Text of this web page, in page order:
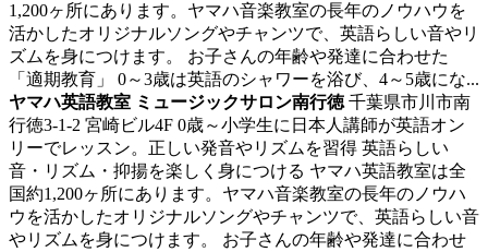
1,200ヶ所にあります。ヤマハ音楽教室の長年のノウハウを
活かしたオリジナルソングやチャンツで、英語らしい音やリ
ズムを身につけます。 お子さんの年齢や発達に合わせた
「適期教育」 0～3歳は英語のシャワーを浴び、4～5歳にな...
ヤマハ英語教室 ミュージックサロン南行徳千葉県市川市南
行徳3-1-2 宮崎ビル4F 0歳～小学生に日本人講師が英語オン
リーでレッスン。正しい発音やリズムを習得 英語らしい
音・リズム・抑揚を楽しく身につける ヤマハ英語教室は全
国約1,200ヶ所にあります。ヤマハ音楽教室の長年のノウハ
ウを活かしたオリジナルソングやチャンツで、英語らしい音
やリズムを身につけます。 お子さんの年齢や発達に合わせ